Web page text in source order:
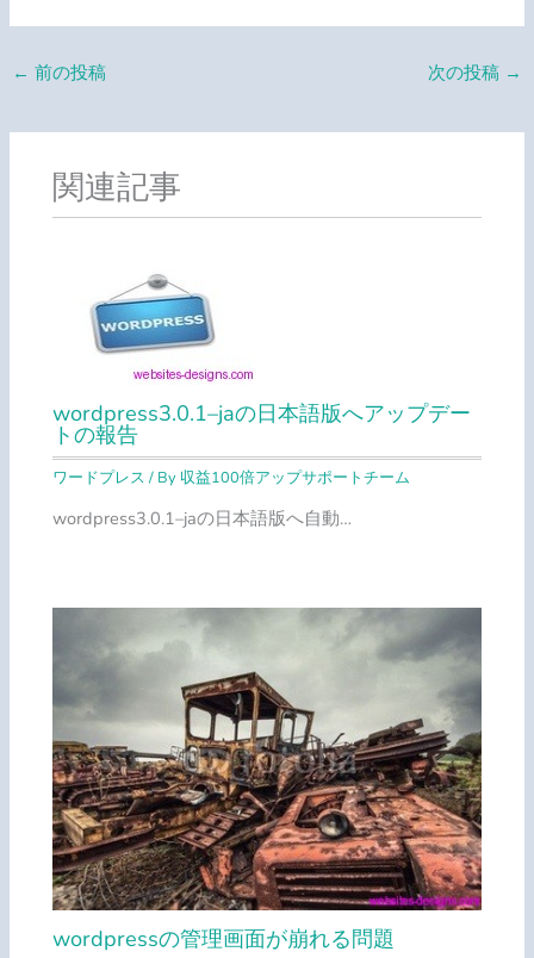
← 前の投稿 次の投稿 →
関連記事
wordpress3.0.1–jaの日本語版へアップデー
トの報告
ワードプレス / By 収益100倍アップサポートチーム
wordpress3.0.1–jaの日本語版へ自動…
wordpressの管理画面が崩れる問題